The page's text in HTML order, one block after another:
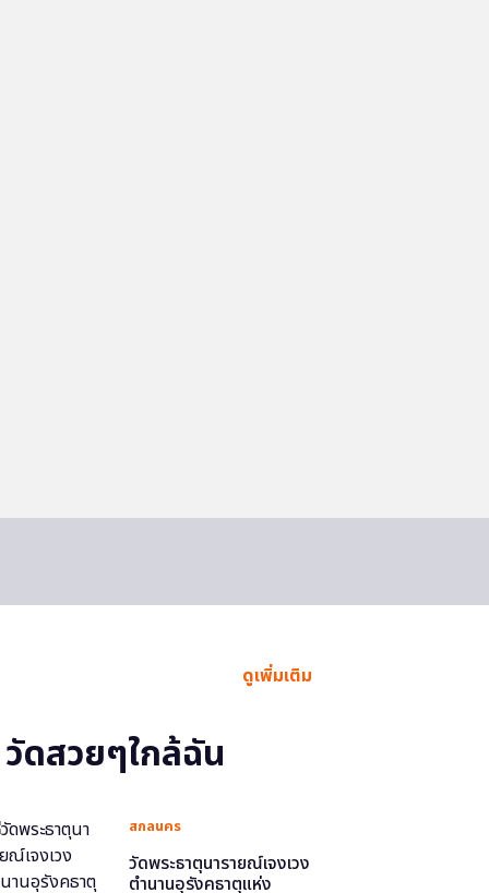
ดูเพิ่มเติม
วัดสวยๆใกล้ฉัน
สกลนคร
วัดพระธาตุนารายณ์เจงเวง
ตำนานอุรังคธาตุแห่ง